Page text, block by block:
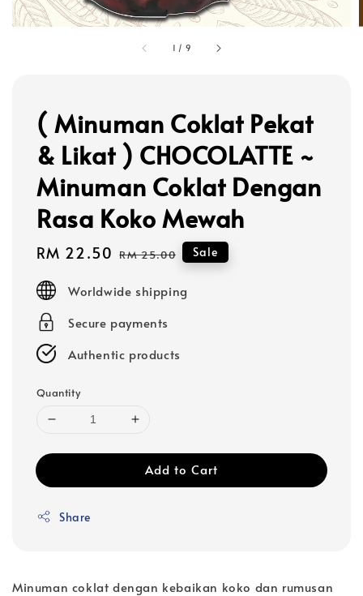
1 / 9
( Minuman Coklat Pekat
& Likat ) CHOCOLATTE ~
Minuman Coklat Dengan
Rasa Koko Mewah
Sale
RM 22.50 Regular
RM 25.00 Sale
Worldwide shipping
Secure payments
Authentic products
Quantity
Add to Cart
Share
Minuman coklat dengan kebaikan koko dan rumusan